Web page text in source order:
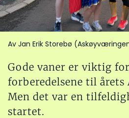
Av Jan Erik Storebø
Gode vaner er viktig
forberedelsene til årets
Men det var en
startet.